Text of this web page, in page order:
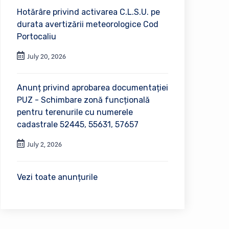
Hotărâre privind activarea C.L.S.U. pe
durata avertizării meteorologice Cod
Portocaliu
July 20, 2026
Anunț privind aprobarea documentației
PUZ - Schimbare zonă funcțională
pentru terenurile cu numerele
cadastrale 52445, 55631, 57657
July 2, 2026
Vezi toate anunțurile